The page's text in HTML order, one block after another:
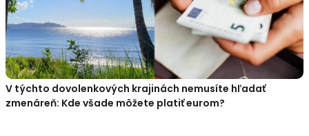
V týchto dovolenkových krajinách nemusíte hľadať
zmenáreň: Kde všade môžete platiť eurom?